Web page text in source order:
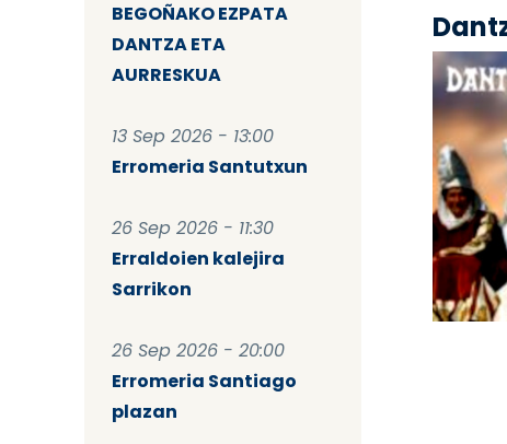
BEGOÑAKO EZPATA
DANTZA ETA
AURRESKUA
13 Sep 2026 - 13:00
Erromeria Santutxun
26 Sep 2026 - 11:30
Erraldoien kalejira
Sarrikon
26 Sep 2026 - 20:00
Erromeria Santiago
plazan